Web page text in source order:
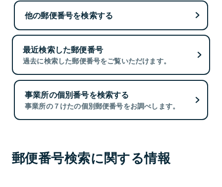
他の郵便番号を検索する
最近検索した郵便番号
過去に検索した郵便番号をご覧いただけます。
事業所の個別番号を検索する
事業所の７けたの個別郵便番号をお調べします。
郵便番号検索に関する情報